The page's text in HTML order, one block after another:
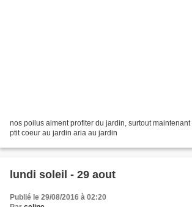
nos poilus aiment profiter du jardin, surtout
ptit coeur au jardin aria au jardin
lundi soleil - 29 aout
Publié le 29/08/2016 à 02:20